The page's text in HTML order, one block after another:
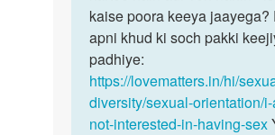
kaise poora keeya jaayega?
apni khud ki soch pakki
padhiye:
https://lovematters.in/hi/
diversity/sexual-orientation/
not-interested-in-having-sex